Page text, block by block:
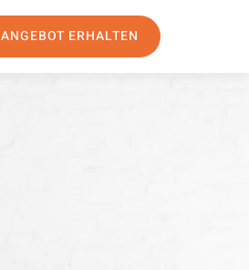
ANGEBOT ERHALTEN